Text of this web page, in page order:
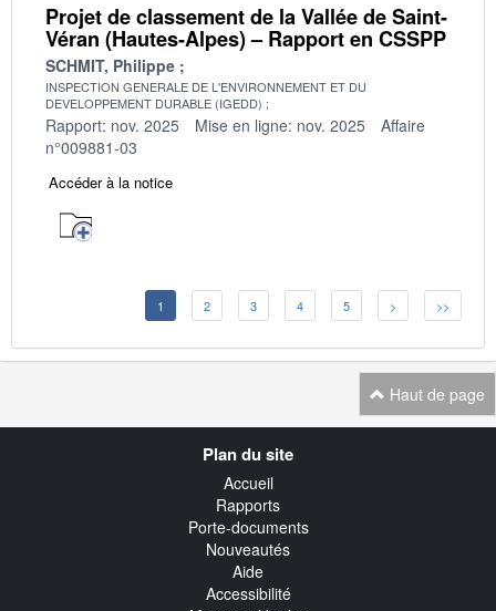
Projet de classement de la Vallée de Saint-
Véran (Hautes-Alpes) – Rapport en CSSPP
SCHMIT, Philippe
INSPECTION GENERALE DE L'ENVIRONNEMENT ET DU
DEVELOPPEMENT DURABLE (IGEDD)
Rapport: nov. 2025 Mise en ligne: nov. 2025
Affaire
n°009881-03
Accéder à la notice
1 2 3 4 5 > >>
Haut de page
Plan du site
Accueil
Rapports
Porte-documents
Nouveautés
Aide
Accessibilité